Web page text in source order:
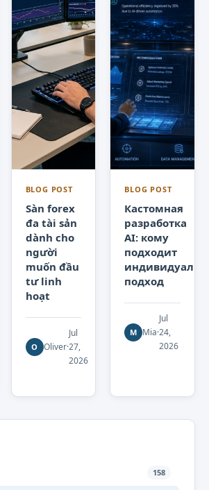
BLOG POST
Sàn forex
đa tài sản
dành cho
người
muốn đầu
tư linh
hoạt
O Oliver·
Jul
27,
2026
BLOG POST
Кастомная
разработка
AI: кому
подходит
подход
M Mia·
Jul
24,
2026
158